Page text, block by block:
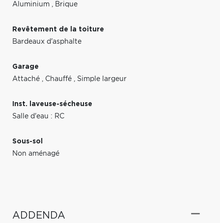
Aluminium , Brique
Revêtement de la toiture
Bardeaux d'asphalte
Garage
Attaché , Chauffé , Simple largeur
Inst. laveuse-sécheuse
Salle d'eau : RC
Sous-sol
Non aménagé
ADDENDA